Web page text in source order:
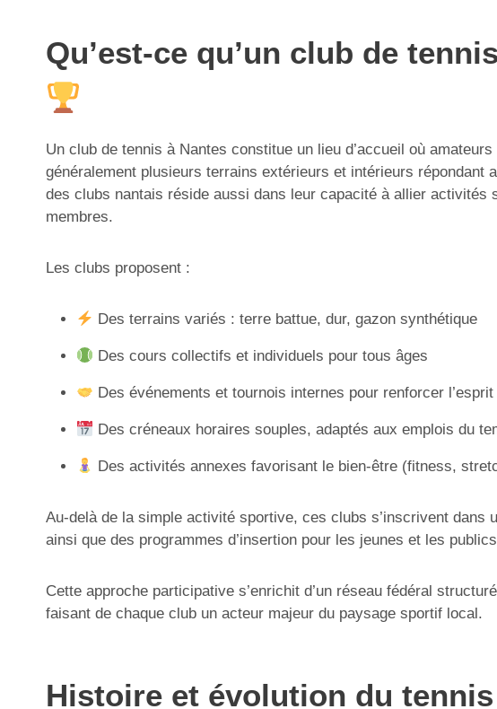
Qu’est-ce qu’un club de
Un club de tennis à Nantes constitue un lieu d’accueil où
généralement plusieurs terrains extérieurs et intérieurs répondant
des clubs nantais réside aussi dans leur capacité à allier
membres.
Les clubs proposent :
Des terrains variés : terre battue, dur, gazon synthétique
Des cours collectifs et individuels pour tous âges
Des événements et tournois internes pour renforcer
Des créneaux horaires souples, adaptés aux emplois du
Des activités annexes favorisant le bien-être (fitness,
Au-delà de la simple activité sportive, ces clubs s’inscrivent
ainsi que des programmes d’insertion pour les jeunes et les
Cette approche participative s’enrichit d’un réseau fédéral
faisant de chaque club un acteur majeur du paysage sportif local.
Histoire et évolution du